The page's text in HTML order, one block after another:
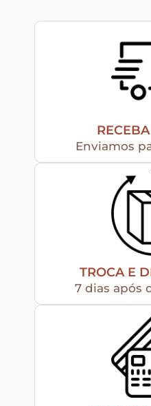
Pátinas
Base para Artesanato
Envelhecedores
Ferragens
Puxadores e Fechos
Enviamos
TROCA E
7 dias após